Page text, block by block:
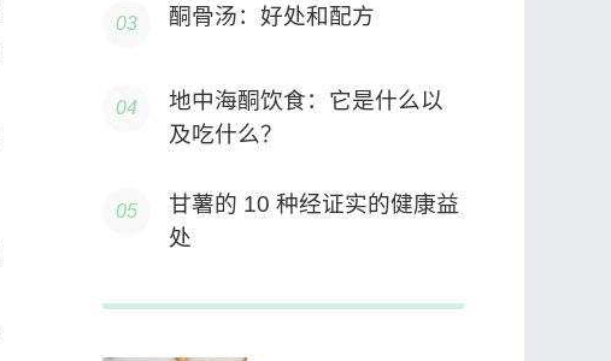
酮骨汤：好处和配方
地中海酮饮食：它是什么以
及吃什么？
甘薯的 10 种经证实的健康益
处